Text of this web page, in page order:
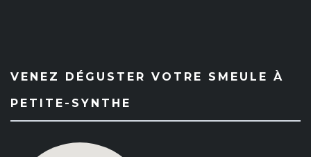
VENEZ DÉGUSTER VOTRE SMEULE À
PETITE-SYNTHE